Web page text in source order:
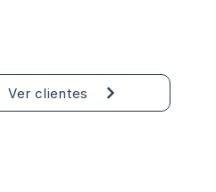
Ver clientes